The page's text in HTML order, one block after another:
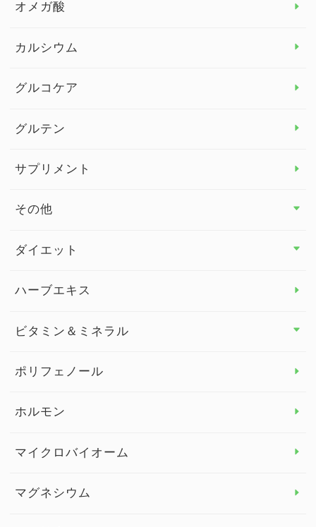
オメガ酸
カルシウム
グルコケア
グルテン
サプリメント
その他
その他 トップ
健康セミナー
ダイエット
ダイエット トップ
ハーブエキス
ビタミン＆ミネラル
ビタミン＆ミネラル トップ
ビタミンE
ポリフェノール
ホルモン
マイクロバイオーム
マグネシウム